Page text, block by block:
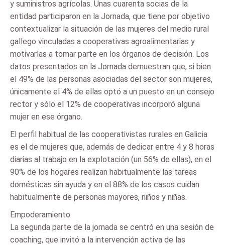
y suministros agrícolas. Unas cuarenta socias de la
entidad participaron en la Jornada, que tiene por objetivo
contextualizar la situación de las mujeres del medio rural
gallego vinculadas a cooperativas agroalimentarias y
motivarlas a tomar parte en los órganos de decisión. Los
datos presentados en la Jornada demuestran que, si bien
el 49% de las personas asociadas del sector son mujeres,
únicamente el 4% de ellas optó a un puesto en un consejo
rector y sólo el 12% de cooperativas incorporó alguna
mujer en ese órgano.
El perfil habitual de las cooperativistas rurales en Galicia
es el de mujeres que, además de dedicar entre 4 y 8 horas
diarias al trabajo en la explotación (un 56% de ellas), en el
90% de los hogares realizan habitualmente las tareas
domésticas sin ayuda y en el 88% de los casos cuidan
habitualmente de personas mayores, niños y niñas.
Empoderamiento
La segunda parte de la jornada se centró en una sesión de
coaching, que invitó a la intervención activa de las